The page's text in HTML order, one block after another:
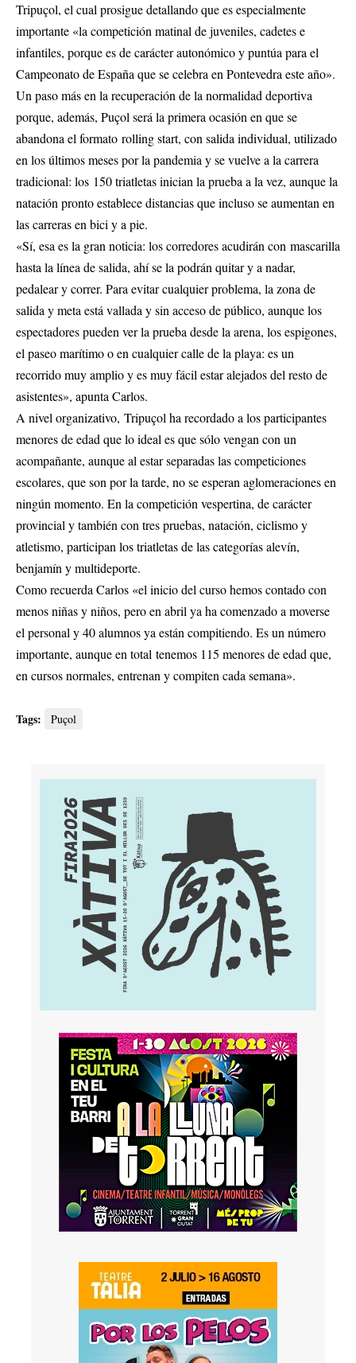
Tripuçol, el cual prosigue detallando que es especialmente
importante «la competición matinal de juveniles, cadetes e
infantiles, porque es de carácter autonómico y puntúa para el
Campeonato de España que se celebra en Pontevedra este año».
Un paso más en la recuperación de la normalidad deportiva
porque, además, Puçol será la primera ocasión en que se
abandona el formato rolling start, con salida individual, utilizado
en los últimos meses por la pandemia y se vuelve a la carrera
tradicional: los 150 triatletas inician la prueba a la vez, aunque la
natación pronto establece distancias que incluso se aumentan en
las carreras en bici y a pie.
«Sí, esa es la gran noticia: los corredores acudirán con mascarilla
hasta la línea de salida, ahí se la podrán quitar y a nadar,
pedalear y correr. Para evitar cualquier problema, la zona de
salida y meta está vallada y sin acceso de público, aunque los
espectadores pueden ver la prueba desde la arena, los espigones,
el paseo marítimo o en cualquier calle de la playa: es un
recorrido muy amplio y es muy fácil estar alejados del resto de
asistentes», apunta Carlos.
A nivel organizativo, Tripuçol ha recordado a los participantes
menores de edad que lo ideal es que sólo vengan con un
acompañante, aunque al estar separadas las competiciones
escolares, que son por la tarde, no se esperan aglomeraciones en
ningún momento. En la competición vespertina, de carácter
provincial y también con tres pruebas, natación, ciclismo y
atletismo, participan los triatletas de las categorías alevín,
benjamín y multideporte.
Como recuerda Carlos «el inicio del curso hemos contado con
menos niñas y niños, pero en abril ya ha comenzado a moverse
el personal y 40 alumnos ya están compitiendo. Es un número
importante, aunque en total tenemos 115 menores de edad que,
en cursos normales, entrenan y compiten cada semana».
Tags: Puçol